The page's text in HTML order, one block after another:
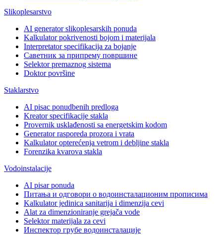
Slikoplesarstvo
AI generator slikoplesarskih ponuda
Kalkulator pokrivenosti bojom i materijala
Interpretator specifikacija za bojanje
Саветник за припрему површине
Selektor premaznog sistema
Doktor površine
Staklarstvo
AI pisac ponudbenih predloga
Kreator specifikacije stakla
Provernik usklađenosti sa energetskim kodom
Generator rasporeda prozora i vrata
Kalkulator opterećenja vetrom i debljine stakla
Forenzika kvarova stakla
Vodoinstalacije
AI pisar ponuda
Питања и одговори о водоинсталационим прописима
Kalkulator jedinica sanitarija i dimenzija cevi
Alat za dimenzioniranje grejača vode
Selektor materijala za cevi
Инспектор грубе водоинсталације